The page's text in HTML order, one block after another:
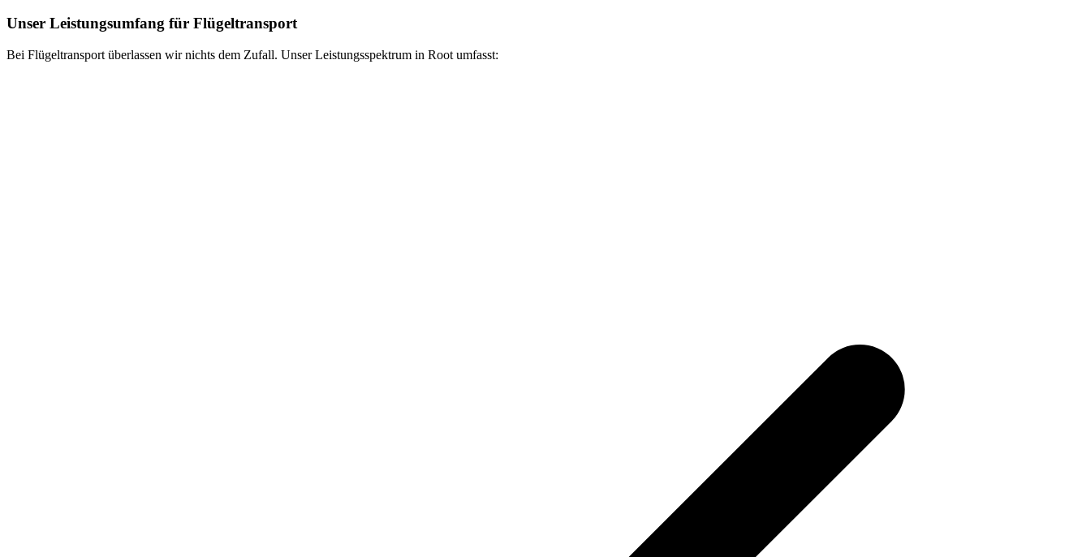
Unser Leistungsumfang für Flügeltransport
Bei Flügeltransport überlassen wir nichts dem Zufall. Unser Leistungsspektrum in Root umfasst: